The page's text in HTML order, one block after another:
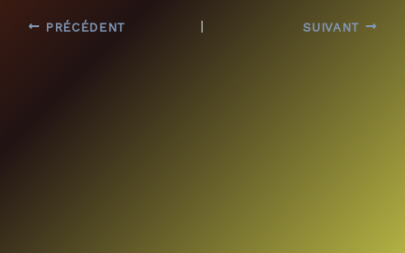
PRÉCÉDENT SUIVANT